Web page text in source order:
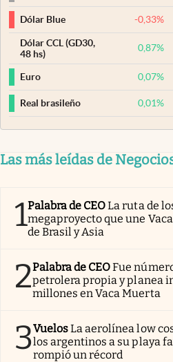
Dólar Blue -0,33%
Dólar CCL (GD30,
48 hs)
0,87%
Euro 0,07%
Real brasileño 0,01%
Las más leídas de
1Palabra de CEOLa ruta de
megaproyecto que une
de Brasil y Asia
2Palabra de CEOFue
petrolera propia y planea
millones en Vaca Muerta
3VuelosLa aerolínea low
los argentinos a su playa
rompió un récord